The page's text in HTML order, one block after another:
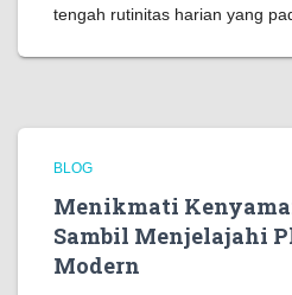
tengah rutinitas harian yang
BLOG
Menikmati
Sambil Menjelajahi
Modern